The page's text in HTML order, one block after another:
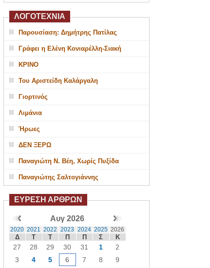
ΛΟΓΟΤΕΧΝΙΑ
Παρουσίαση: Δημήτρης Πατίλας
Γράφει η Ελένη Κονιαρέλλη-Σιακή
ΚΡΙΝΟ
Του Αριστείδη Καλάργαλη
Γιορτινός
Λιμάνια
Ήρωες
ΔΕΝ ΞΕΡΩ
Παναγιώτη Ν. Βέη, Χωρίς Πυξίδα
Παναγιώτης Σαλτογιάννης
ΕΥΡΕΣΗ ΑΡΘΡΩΝ
Αυγ 2026
2020 2021 2022 2023 2024 2025 2026
Δ Τ Τ Π Π Σ Κ
27 28 29 30 31 1
2
3
4 5 6 7 8
9